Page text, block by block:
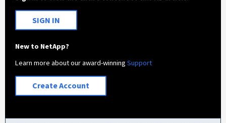
SIGN IN
New to NetApp?
Learn more about our award-winningSupport
Create Account